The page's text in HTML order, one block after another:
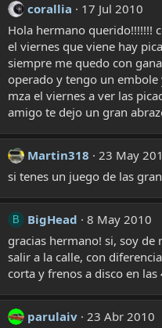
corallia
17 Jul 2010
Hola hermano querido!!!!!!!
el viernes que viene hay
siempre me quedo con
operado y tengo un
mza el viernes a ver las
amigo te dejo un gran
Martin318
23 May
si tenes un juego de las
B BigHead
8 May 2010
gracias hermano! si, soy de
salir a la calle, con
corta y frenos a disco en
parulaiv 23 Abr 2010